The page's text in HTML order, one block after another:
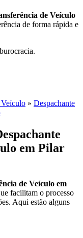
de Veículo
de forma rápida e
Veículo » Despachante
em Pilar
de Veículo em
facilitam o processo
Aqui estão alguns